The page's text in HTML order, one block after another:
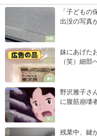
話題
「子どもの
出没の写真
癒す
妹にあげた
（笑）細部
笑う
野沢雅子さ
に腹筋崩壊
残業中、鍵